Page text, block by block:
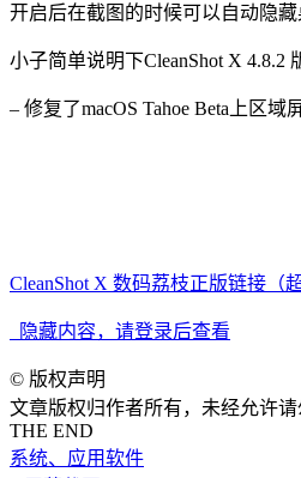
开启后在截图的时候可以自动隐藏
小子简单说明下CleanShot X 4.8.2
– 修复了macOS Tahoe Beta上区域
CleanShot X 数码荔枝正版链接（
隐藏内容，请登录后查看
© 版权声明
文章版权归作者所有，未经允许请
THE END
系统、应用软件